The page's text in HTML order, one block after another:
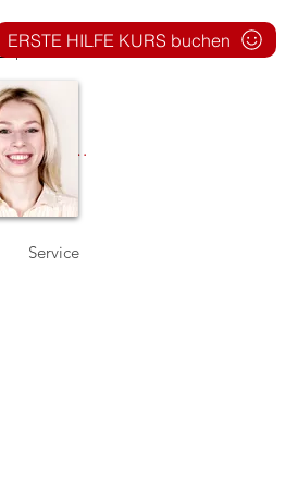
ERSTE HILFE KURS buchen
| Telefon
Anmelden
Service